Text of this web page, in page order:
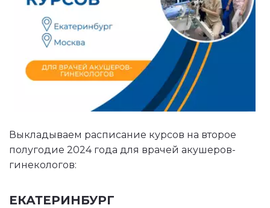
Выкладываем расписание курсов на второе
полугодие 2024 года для врачей акушеров-
гинекологов:
ЕКАТЕРИНБУРГ